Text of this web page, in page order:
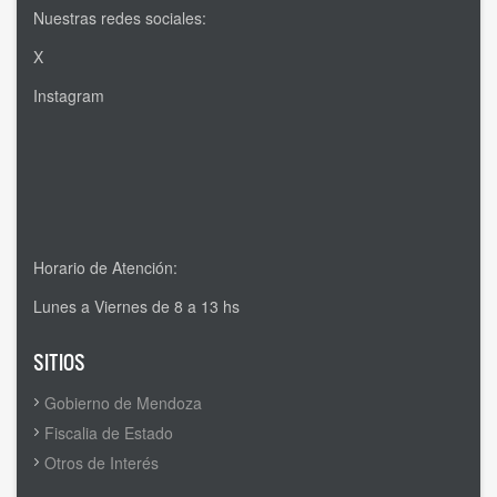
Nuestras redes sociales:
X
Instagram
Horario de Atención:
Lunes a Viernes de 8 a 13 hs
SITIOS
Gobierno de Mendoza
Fiscalia de Estado
Otros de Interés